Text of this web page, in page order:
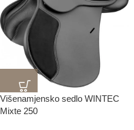
Višenamjensko sedlo WINTEC
Mixte 250